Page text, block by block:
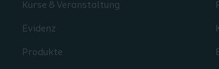
Kurse & Veranstaltung
Evidenz
Produkte